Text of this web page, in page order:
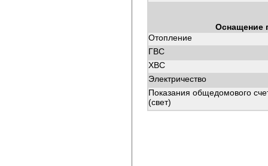
Оснащение
Отопление
ГВС
ХВС
Электричество
Показания общедомового
(свет)